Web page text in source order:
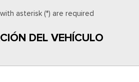
asterisk (*) are required
DEL VEHÍCULO